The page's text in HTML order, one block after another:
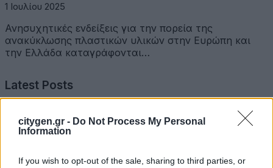
citygen.gr - Do Not Process My Personal
Information
If you wish to opt-out of the sale, sharing to third parties, or
1 Ιουλίου 2025
Ανησυχητικές ενδείξεις για την πορεία της
ανακύκλωσης πλαστικών υλικών στην Ευρώπη και
την Ελλάδα καταγράφονται…
Latest Posts
Όμιλος Σαρακάκη: Παραχώρησε το νέο Maxus T60 Max
στην ΕΠΟΜΕΑ Βιλίων